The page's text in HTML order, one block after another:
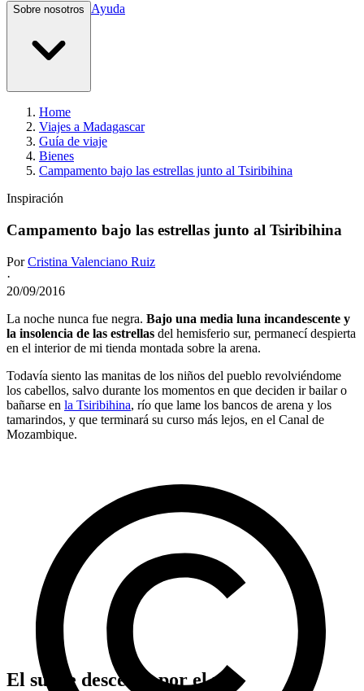
Sobre nosotros Ayuda
Home
Viajes a Madagascar
Guía de viaje
Bienes
Campamento bajo las estrellas junto al Tsiribihina
Inspiración
Campamento bajo las estrellas junto al Tsiribihina
PorCristina Valenciano Ruiz
·
20/09/2016
La noche nunca fue negra. Bajo una media luna incandescente y
la insolencia de las estrellas del hemisferio sur, permanecí despierta
en el interior de mi tienda montada sobre la arena.
Todavía siento las manitas de los niños del pueblo revolviéndome
los cabellos, salvo durante los momentos en que deciden ir bailar o
bañarse en la Tsiribihina, río que lame los bancos de arena y los
tamarindos, y que terminará su curso más lejos, en el Canal de
Mozambique.
El suave descenso por el río